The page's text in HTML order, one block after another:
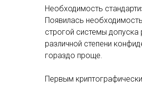
Необходимость
Появилась
строгой системы
различной степени
гораздо проще.
Первым